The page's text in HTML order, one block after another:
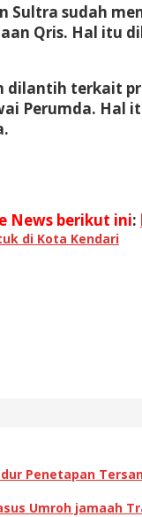
sudah
Qris. Hal itu
dilantih terkait
Perumda.
News berikut ini:
di Kota Kendari
Penetapan
Umroh jamaah